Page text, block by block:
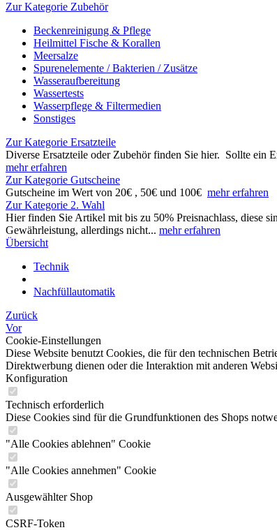
Zur Kategorie Zubehör
Beckenreinigung & Pflege
Heilmittel Fische & Korallen
Meersalze
Spurenelemente / Bakterien / Zusätze
Wasseraufbereitung
Wassertests
Wasserpflege & Filtermedien
Sonstiges
Zur Kategorie Ersatzteile
Diverse Ersatzteile oder Zubehör finden Sie hier. Sollte ein
mehr erfahren
Zur Kategorie Gutscheine
Gutscheine im Wert von 20€ , 50€ und 100€ mehr erfahren
Zur Kategorie 2. Wahl
Hier finden Sie Artikel mit bis zu 50% Preisnachlass, diese
Gewährleistung, allerdings nicht... mehr erfahren
Übersicht
Technik
Nachfüllautomatik
Zurück
Vor
Cookie-Einstellungen
Diese Website benutzt Cookies, die für den technischen
Direktwerbung dienen oder die Interaktion mit anderen
Konfiguration
Technisch erforderlich
Diese Cookies sind für die Grundfunktionen des Shops
"Alle Cookies ablehnen" Cookie
"Alle Cookies annehmen" Cookie
Ausgewählter Shop
CSRF-Token